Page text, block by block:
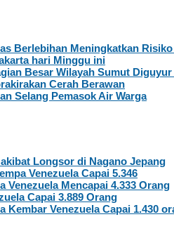
Berlebihan Meningkatkan Risiko
hari Minggu ini
Besar Wilayah Sumut
Cerah Berawan
Selang Pemasok Air Warga
Longsor di Nagano Jepang
Venezuela Capai 5.346
Venezuela Mencapai 4.333 Orang
Capai 3.889 Orang
Kembar Venezuela Capai 1.430